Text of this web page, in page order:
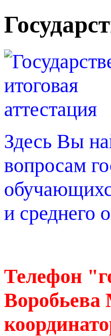
Здесь Вы
вопросам
и среднего
Телефон